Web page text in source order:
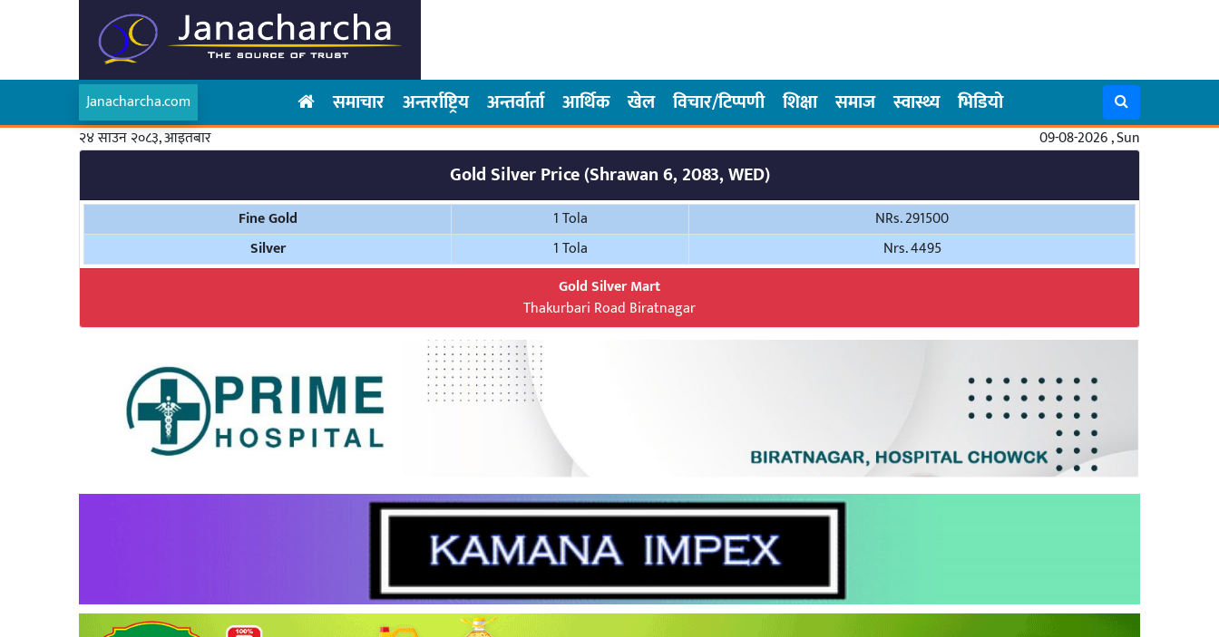
Janacharcha.com समाचार अन्तर्राष्ट्रिय अन्तर्वार्ता आर्थिक खेल विचार/टिप्पणी शिक्षा समाज स्वास्थ्य भिडियो
२४ साउन २०८३, आइतबार 09-08-2026 , Sun
Gold Silver Price (Shrawan 6, 2083, WED)
Fine Gold 1 Tola
NRs. 291500
Silver
1 Tola
Nrs. 4495
Gold Silver Mart
Thakurbari Road Biratnagar